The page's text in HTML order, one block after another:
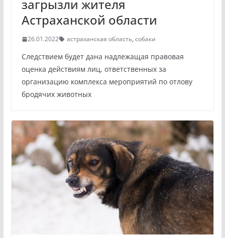
загрызли жителя
Астраханской области
26.01.2022 астраханская область, собаки
Следствием будет дана надлежащая правовая
оценка действиям лиц, ответственных за
организацию комплекса мероприятий по отлову
бродячих животных